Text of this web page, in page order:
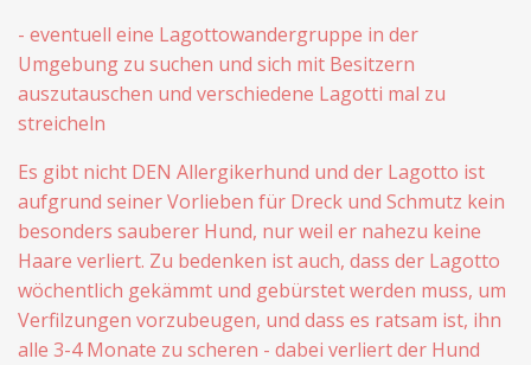
- eventuell eine Lagottowandergruppe in der
Umgebung zu suchen und sich mit Besitzern
auszutauschen und verschiedene Lagotti mal zu
streicheln
Es gibt nicht DEN Allergikerhund und der Lagotto ist
aufgrund seiner Vorlieben für Dreck und Schmutz kein
besonders sauberer Hund, nur weil er nahezu keine
Haare verliert. Zu bedenken ist auch, dass der Lagotto
wöchentlich gekämmt und gebürstet werden muss, um
Verfilzungen vorzubeugen, und dass es ratsam ist, ihn
alle 3-4 Monate zu scheren - dabei verliert der Hund